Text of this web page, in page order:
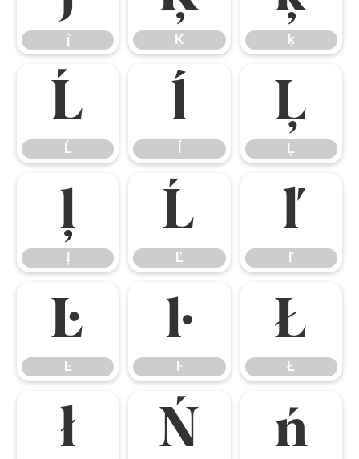
ĵ Ķ ķ
Ĺ
Ĺ
ĺ Ļ
Ļ
ļ Ľ
Ľ
ľ
ľ
Ŀ
Ŀ
ŀ
ŀ
Ł
Ł
ł Ń ń